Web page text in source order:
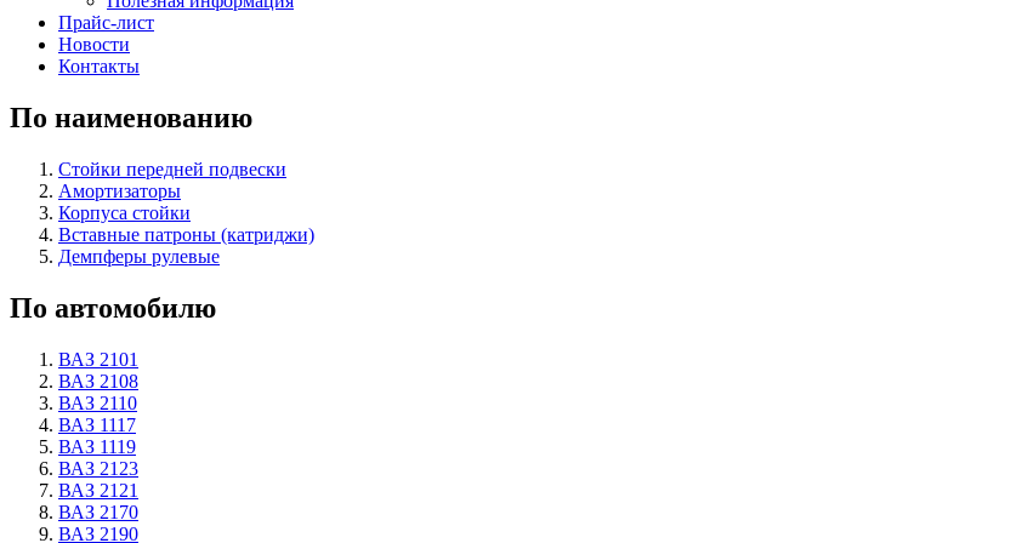
Прайс-лист
Новости
Контакты
По наименованию
Стойки передней подвески
Амортизаторы
Корпуса стойки
Вставные патроны (катриджи)
Демпферы рулевые
По автомобилю
ВАЗ 2101
ВАЗ 2108
ВАЗ 2110
ВАЗ 1117
ВАЗ 1119
ВАЗ 2123
ВАЗ 2121
ВАЗ 2170
ВАЗ 2190